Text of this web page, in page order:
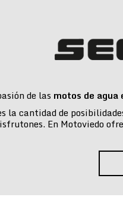
de las motos de agua
la cantidad de
En Motoviedo